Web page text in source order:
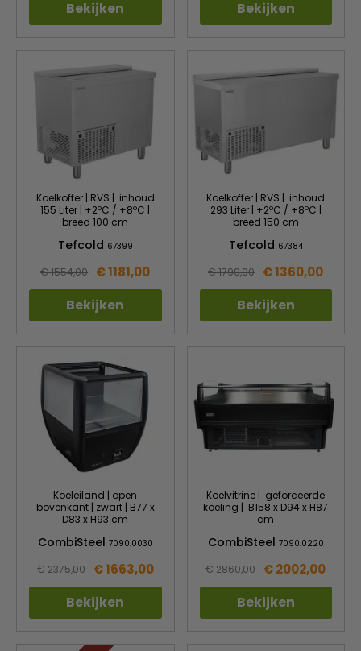
Bekijken Bekijken
Koelkoffer | RVS | inhoud
155 Liter | +2ºC / +8ºC |
breed 100 cm
Tefcold 67399
€ 1554,00 € 1181,00
Bekijken
Koelkoffer | RVS | inhoud
293 Liter | +2ºC / +8ºC |
breed 150 cm
Tefcold 67384
€ 1790,00 € 1360,00
Bekijken
Koeleiland | open
bovenkant | zwart | B77 x
D83 x H93 cm
CombiSteel 7090.0030
€ 2375,00 € 1663,00
Bekijken
Koelvitrine | geforceerde
koeling | B158 x D94 x H87
cm
CombiSteel 7090.0220
€ 2860,00 € 2002,00
Bekijken